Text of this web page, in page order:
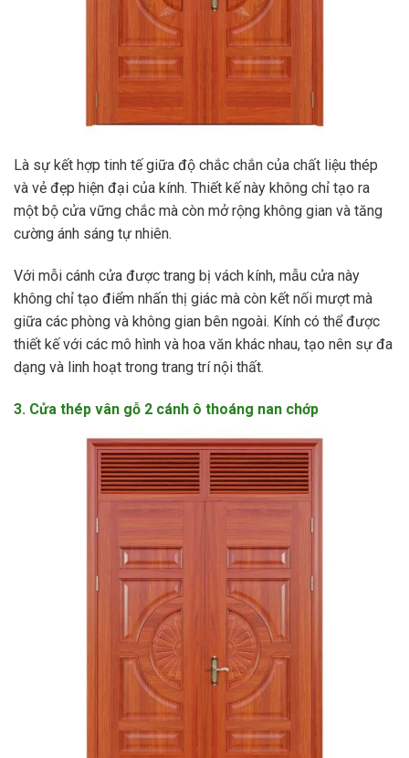
Là sự kết hợp tinh tế giữa độ chắc chắn của chất liệu thép
và vẻ đẹp hiện đại của kính. Thiết kế này không chỉ tạo ra
một bộ cửa vững chắc mà còn mở rộng không gian và tăng
cường ánh sáng tự nhiên.
Với mỗi cánh cửa được trang bị vách kính, mẫu cửa này
không chỉ tạo điểm nhấn thị giác mà còn kết nối mượt mà
giữa các phòng và không gian bên ngoài. Kính có thể được
thiết kế với các mô hình và hoa văn khác nhau, tạo nên sự đa
dạng và linh hoạt trong trang trí nội thất.
3. Cửa thép vân gỗ 2 cánh ô thoáng nan chớp